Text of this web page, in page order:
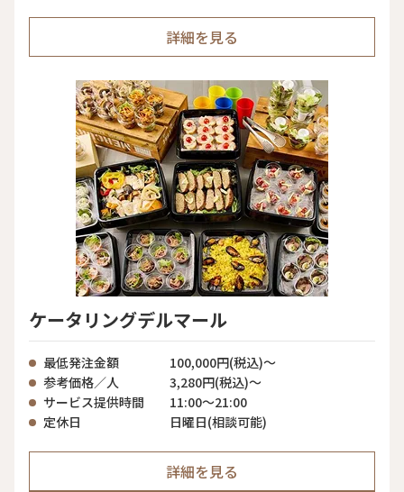
詳細を見る
ケータリングデルマール
最低発注金額
100,000円(税込)～
参考価格／人
3,280円(税込)～
サービス提供時間
11:00〜21:00
定休日
日曜日(相談可能)
詳細を見る